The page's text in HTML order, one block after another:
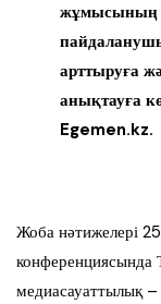
жұмысының
арттыруға
анықтауға
Egemen.kz.
Жоба нәтижелері
конференциясында
медиасауаттылық